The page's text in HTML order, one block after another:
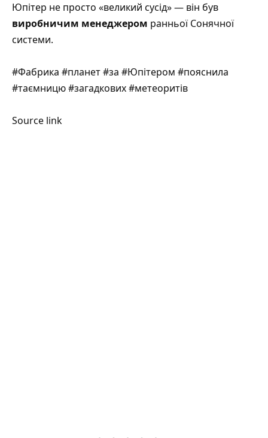
Юпітер не просто «великий сусід» — він був
виробничим менеджером ранньої Сонячної
системи.
#Фабрика #планет #за #Юпітером #пояснила
#таємницю #загадкових #метеоритів
Source link